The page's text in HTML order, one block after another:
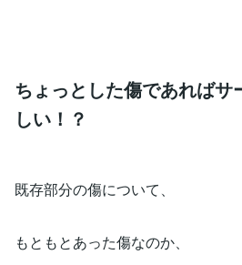
ちょっとした傷であればサ
しい！？
既存部分の傷について、
もともとあった傷なのか、